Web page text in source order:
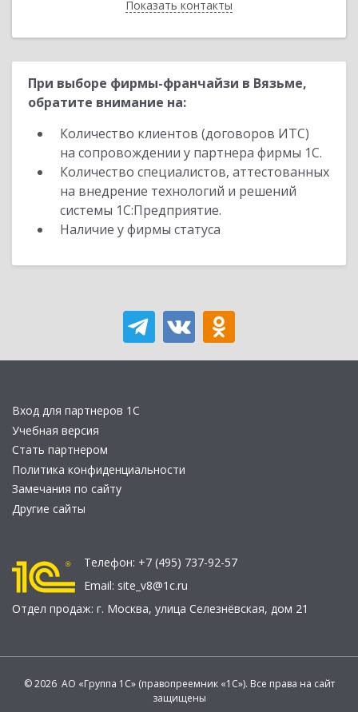
Показать контакты
Назад
При выборе фирмы-франчайзи в Вязьме,
обратите внимание на:
Количество клиентов (договоров ИТС)
на сопровождении у партнера фирмы 1С.
Количество специалистов, аттестованных
на внедрение технологий и решений
системы 1С:Предприятие.
Наличие у фирмы статуса
Вход для партнеров 1С
Учебная версия
Стать партнером
Политика конфиденциальности
Замечания по сайту
Другие сайты
Телефон: +7 (495) 737-92-57
Email: site_v8@1c.ru
Отдел продаж: г. Москва, улица Селезнёвская, дом 21
© 2026 АО «Группа 1С» (правопреемник «1С»). Все права на сайт
защищены